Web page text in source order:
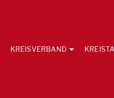
KREISVERBAND